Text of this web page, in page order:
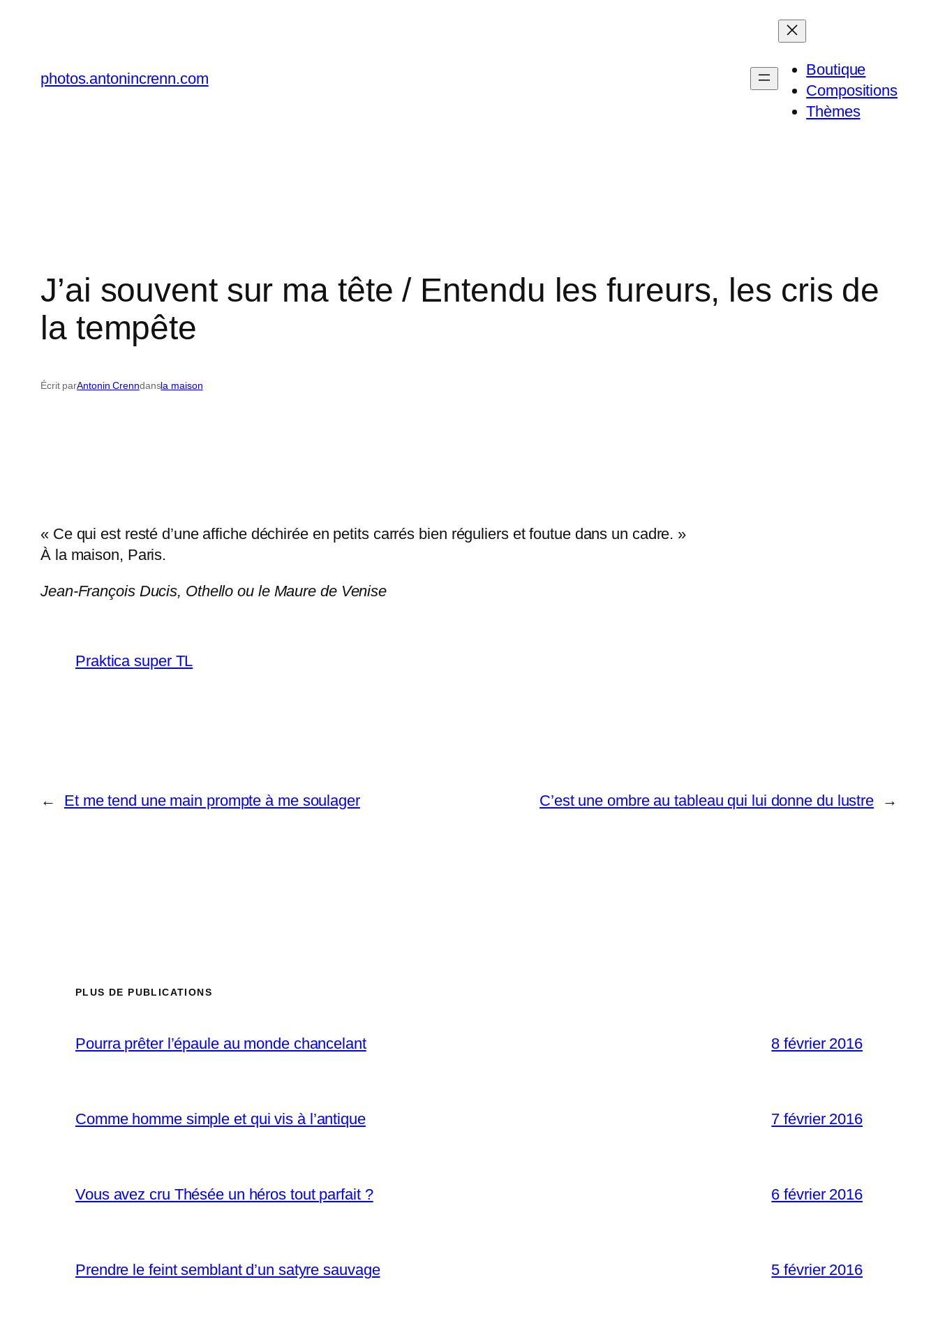
photos.antonincrenn.com
Boutique
Compositions
Thèmes
J’ai souvent sur ma tête / Entendu les fureurs, les cris de
la tempête
Écrit parAntonin Crenndansla maison
« Ce qui est resté d’une affiche déchirée en petits carrés bien réguliers et foutue dans un cadre. »
À la maison, Paris.
Jean-François Ducis, Othello ou le Maure de Venise
Praktica super TL
← Et me tend une main prompte à me soulager C’est une ombre au tableau qui lui donne du lustre →
PLUS DE PUBLICATIONS
Pourra prêter l’épaule au monde chancelant 8 février 2016
Comme homme simple et qui vis à l’antique 7 février 2016
Vous avez cru Thésée un héros tout parfait ? 6 février 2016
Prendre le feint semblant d’un satyre sauvage 5 février 2016